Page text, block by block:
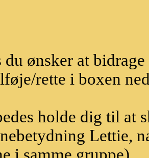
du ønsker at
rette i boxen
holde dig til at
Lettie,